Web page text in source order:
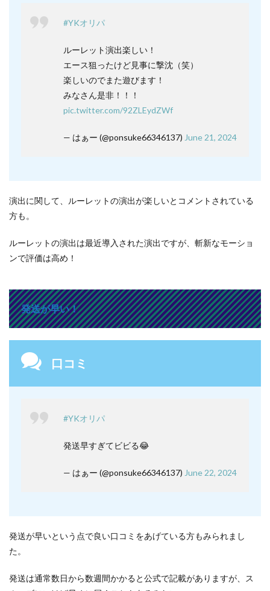
#YKオリパ
ルーレット演出楽しい！
エース狙ったけど見事に撃沈（笑）
楽しいのでまた遊びます！
みなさん是非！！！
pic.twitter.com/92ZLEydZWf
— はぁー (@ponsuke66346137) June 21, 2024
演出に関して、ルーレットの演出が楽しいとコメントされている
方も。
ルーレットの演出は最近導入された演出ですが、斬新なモーショ
ンで評価は高め！
発送が早い！
口コミ
#YKオリパ
発送早すぎてビビる😂
— はぁー (@ponsuke66346137) June 22, 2024
発送が早いという点で良い口コミをあげている方もみられまし
た。
発送は通常数日から数週間かかると公式で記載がありますが、ス